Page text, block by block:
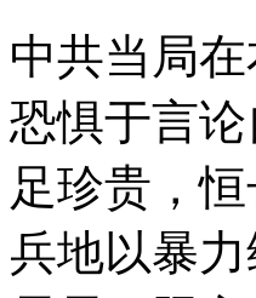
中共当局
恐惧于言
足珍贵，
兵地以暴